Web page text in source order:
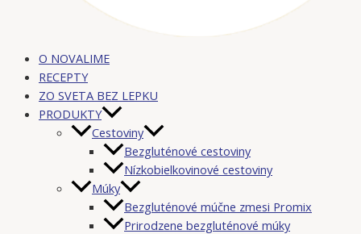
O NOVALIME
RECEPTY
ZO SVETA BEZ LEPKU
PRODUKTY
Cestoviny
Bezgluténové cestoviny
Nízkobielkovinové cestoviny
Múky
Bezgluténové múčne zmesi Promix
Prirodzene bezgluténové múky